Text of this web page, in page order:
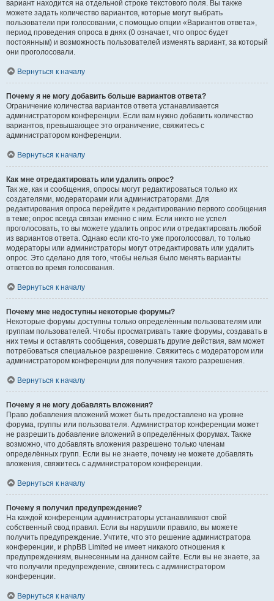
вариант находится на отдельной строке текстового поля. Вы также
можете задать количество вариантов, которые могут выбрать
пользователи при голосовании, с помощью опции «Вариантов ответа»,
период проведения опроса в днях (0 означает, что опрос будет
постоянным) и возможность пользователей изменять вариант, за который
они проголосовали.
Вернуться к началу
Почему я не могу добавить больше вариантов ответа?
Ограничение количества вариантов ответа устанавливается
администратором конференции. Если вам нужно добавить количество
вариантов, превышающее это ограничение, свяжитесь с
администратором конференции.
Вернуться к началу
Как мне отредактировать или удалить опрос?
Так же, как и сообщения, опросы могут редактироваться только их
создателями, модераторами или администраторами. Для
редактирования опроса перейдите к редактированию первого сообщения
в теме; опрос всегда связан именно с ним. Если никто не успел
проголосовать, то вы можете удалить опрос или отредактировать любой
из вариантов ответа. Однако если кто-то уже проголосовал, то только
модераторы или администраторы могут отредактировать или удалить
опрос. Это сделано для того, чтобы нельзя было менять варианты
ответов во время голосования.
Вернуться к началу
Почему мне недоступны некоторые форумы?
Некоторые форумы доступны только определённым пользователям или
группам пользователей. Чтобы просматривать такие форумы, создавать в
них темы и оставлять сообщения, совершать другие действия, вам может
потребоваться специальное разрешение. Свяжитесь с модератором или
администратором конференции для получения такого разрешения.
Вернуться к началу
Почему я не могу добавлять вложения?
Право добавления вложений может быть предоставлено на уровне
форума, группы или пользователя. Администратор конференции может
не разрешить добавление вложений в определённых форумах. Также
возможно, что добавлять вложения разрешено только членам
определённых групп. Если вы не знаете, почему не можете добавлять
вложения, свяжитесь с администратором конференции.
Вернуться к началу
Почему я получил предупреждение?
На каждой конференции администраторы устанавливают свой
собственный свод правил. Если вы нарушили правило, вы можете
получить предупреждение. Учтите, что это решение администратора
конференции, и phpBB Limited не имеет никакого отношения к
предупреждениям, вынесенным на данном сайте. Если вы не знаете, за
что получили предупреждение, свяжитесь с администратором
конференции.
Вернуться к началу